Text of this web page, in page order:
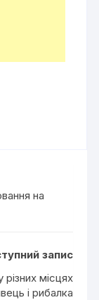
на
запис
місцях
і рибалка